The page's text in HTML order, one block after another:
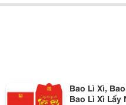
Bao Lì Xì,
Bao Lì Xì Lấy